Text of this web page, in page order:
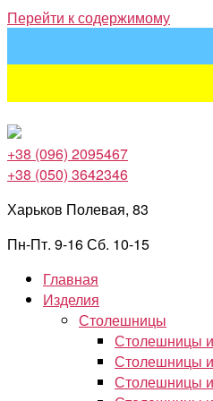
Перейти к содержимому
+38 (096) 2095467
+38 (050) 3642346
Харьков Полевая, 83
Пн-Пт. 9-16 Сб. 10-15
Главная
Изделия
Столешницы
Столешницы
Столешницы
Столешницы